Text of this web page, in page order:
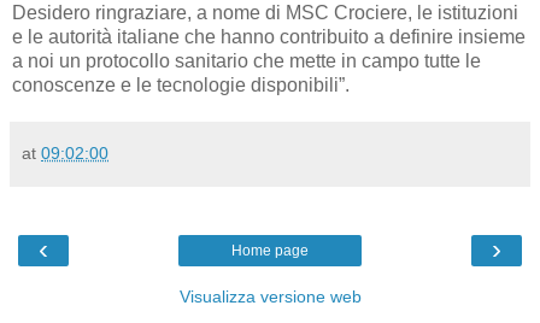
Desidero ringraziare, a nome di MSC Crociere, le istituzioni
e le autorità italiane che hanno contribuito a definire insieme
a noi un protocollo sanitario che mette in campo tutte le
conoscenze e le tecnologie disponibili”.
at 09:02:00
‹ ›
Home page
Visualizza versione web